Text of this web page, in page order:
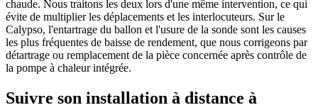
chaude. Nous traitons les deux lors d'une même intervention, ce qui
évite de multiplier les déplacements et les interlocuteurs. Sur le
Calypso, l'entartrage du ballon et l'usure de la sonde sont les causes
les plus fréquentes de baisse de rendement, que nous corrigeons par
détartrage ou remplacement de la pièce concernée après contrôle de
la pompe à chaleur intégrée.
Suivre son installation à distance à